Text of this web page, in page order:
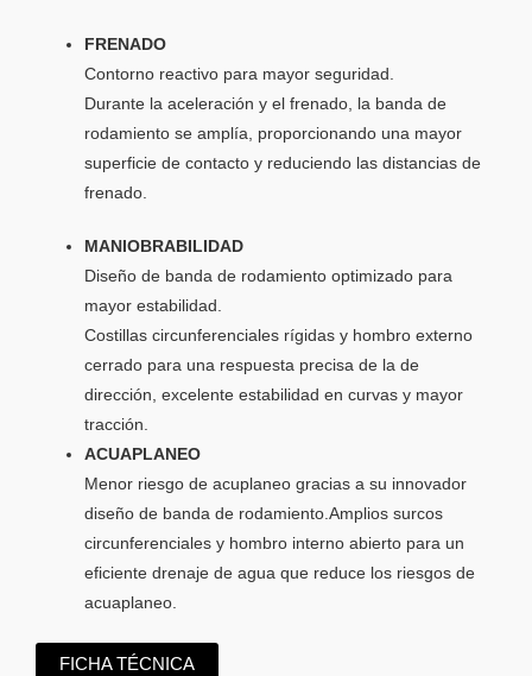
FRENADO
Contorno reactivo para mayor seguridad.
Durante la aceleración y el frenado, la banda de
rodamiento se amplía, proporcionando una mayor
superficie de contacto y reduciendo las distancias de
frenado.
MANIOBRABILIDAD
Diseño de banda de rodamiento optimizado para
mayor estabilidad.
Costillas circunferenciales rígidas y hombro externo
cerrado para una respuesta precisa de la de
dirección, excelente estabilidad en curvas y mayor
tracción.
ACUAPLANEO
Menor riesgo de acuplaneo gracias a su innovador
diseño de banda de rodamiento.Amplios surcos
circunferenciales y hombro interno abierto para un
eficiente drenaje de agua que reduce los riesgos de
acuaplaneo.
FICHA TÉCNICA